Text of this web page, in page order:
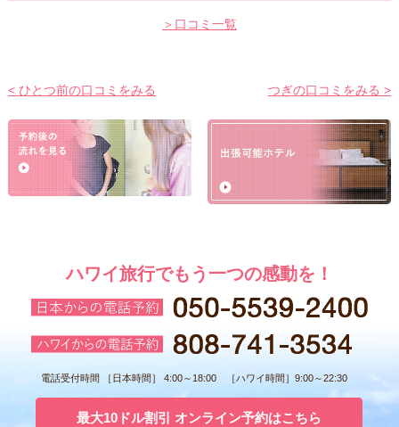
＞口コミ一覧
< ひとつ前の口コミをみる つぎの口コミをみる >
ハワイ旅行でもう一つの感動を！
電話受付時間 ［日本時間］ 4:00～18:00 ［ハワイ時間］9:00～22:30
最大10ドル割引 オンライン予約はこちら